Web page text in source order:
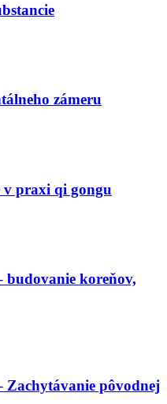
zámeru
praxi qi gongu
budovanie koreňov,
pôvodnej